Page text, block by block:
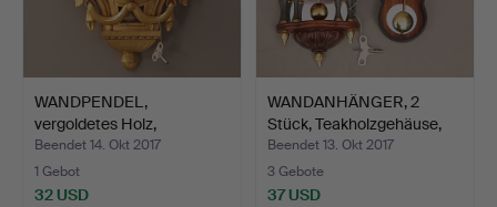
WANDPENDEL,
vergoldetes Holz,
Rosendekor, …
Beendet 14. Okt 2017
1 Gebot
32 USD
WANDANHÄNGER, 2
Stück, Teakholzgehäuse,
ve…
Beendet 13. Okt 2017
3 Gebote
37 USD